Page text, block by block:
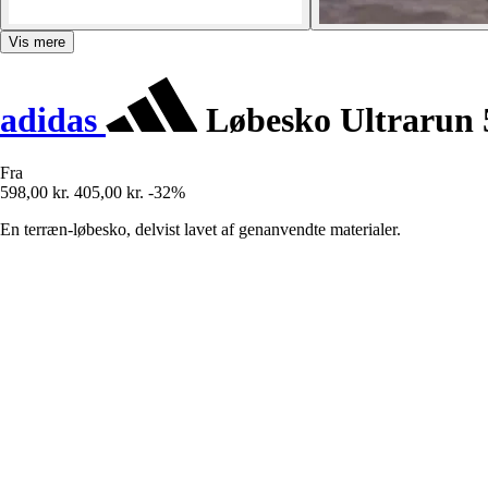
Vis mere
adidas Løbesko Ultrarun
Fra
598,00 kr. 405,00 kr. -32%
En terræn-løbesko, delvist lavet af genanvendte materialer.